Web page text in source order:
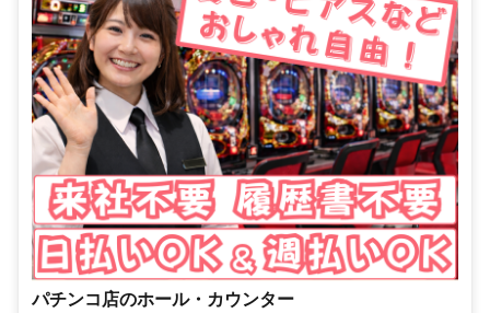
パチンコ店のホール・カウンター